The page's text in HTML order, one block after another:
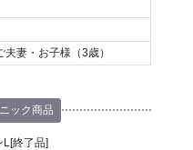
妻・お子様（3歳）
ック商品
終了品]